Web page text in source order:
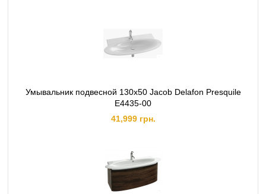
Умывальник подвесной 130x50 Jacob Delafon Presquile
E4435-00
41,999 грн.